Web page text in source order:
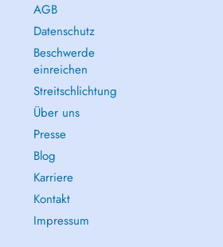
AGB
Datenschutz
Beschwerde
einreichen
Streitschlichtung
Über uns
Presse
Blog
Karriere
Kontakt
Impressum